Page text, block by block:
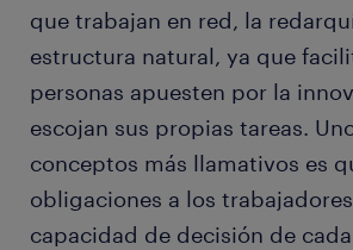
que trabajan en red, la
estructura natural, ya que
personas apuesten por la
escojan sus propias tareas.
conceptos más llamativos es
obligaciones a los
capacidad de decisión de